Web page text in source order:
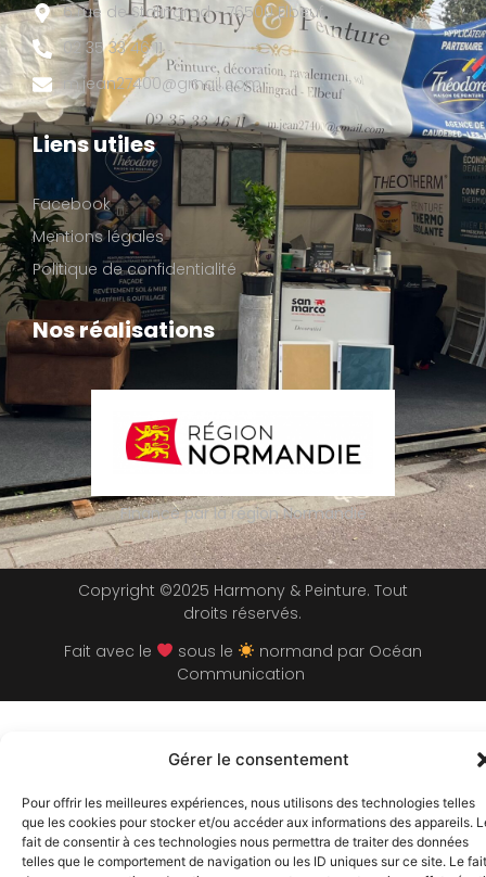
Gérer le consentement
Pour offrir les meilleures expériences, nous utilisons des technologies telles
que les cookies pour stocker et/ou accéder aux informations des appareils.
fait de consentir à ces technologies nous permettra de traiter des données
telles que le comportement de navigation ou les ID uniques sur ce site. Le fait
6 rue de Stalingrad - 76500 Elbeuf
02 35 33 46 11
m.jean27400@gmail.com
Liens utiles
Facebook
Mentions légales
Politique de confidentialité
Nos réalisations
Financé par la région Normandie
Copyright ©2025 Harmony & Peinture. Tout
droits réservés.
Fait avec le
sous le normand par Océan
Communication